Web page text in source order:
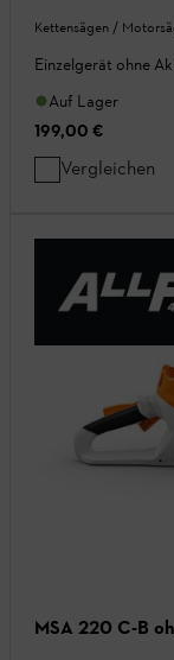
Kettensägen /
Einzelgerät ohne
Auf Lager
199,00 €
Vergleichen
MSA 220 C-B